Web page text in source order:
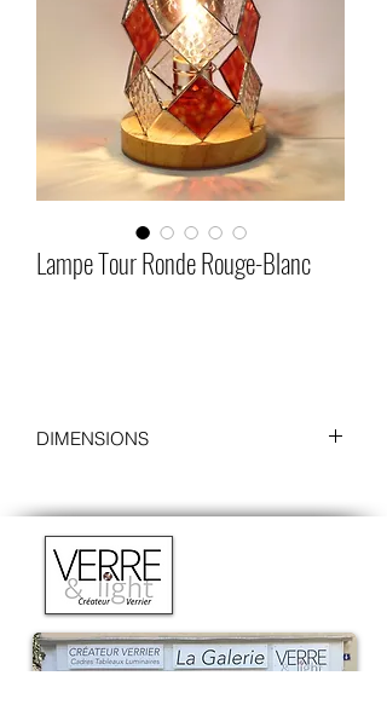
Lampe Tour Ronde Rouge-Blanc
DIMENSIONS
Hauteur : 23 cm (25 cm avec le socle)
Socle:
Diamètre : 12 cm
Hauteur : 2 cm